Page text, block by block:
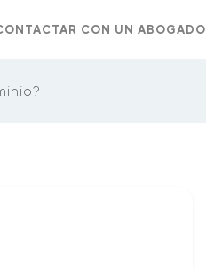
CON UN ABOGADO